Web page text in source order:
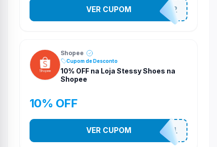
141525852
VER CUPOM
Shopee
Cupom de Desconto
10% OFF na Loja Stessy Shoes na
Shopee
10% OFF
STES2541
VER CUPOM